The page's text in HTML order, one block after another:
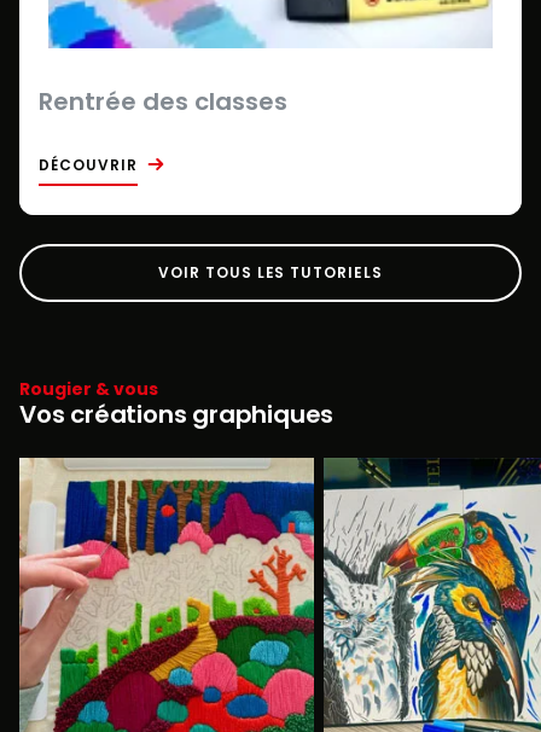
Rentrée des classes
DÉCOUVRIR
VOIR TOUS LES TUTORIELS
Rougier & vous
Vos créations graphiques